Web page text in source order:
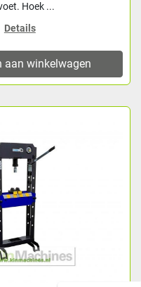
Hoek ...
Details
aan winkelwagen